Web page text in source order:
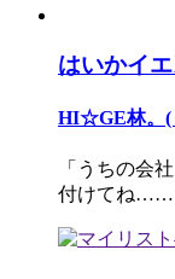
はいかイ
HI☆GE林。(
「うちの会
付けてね……